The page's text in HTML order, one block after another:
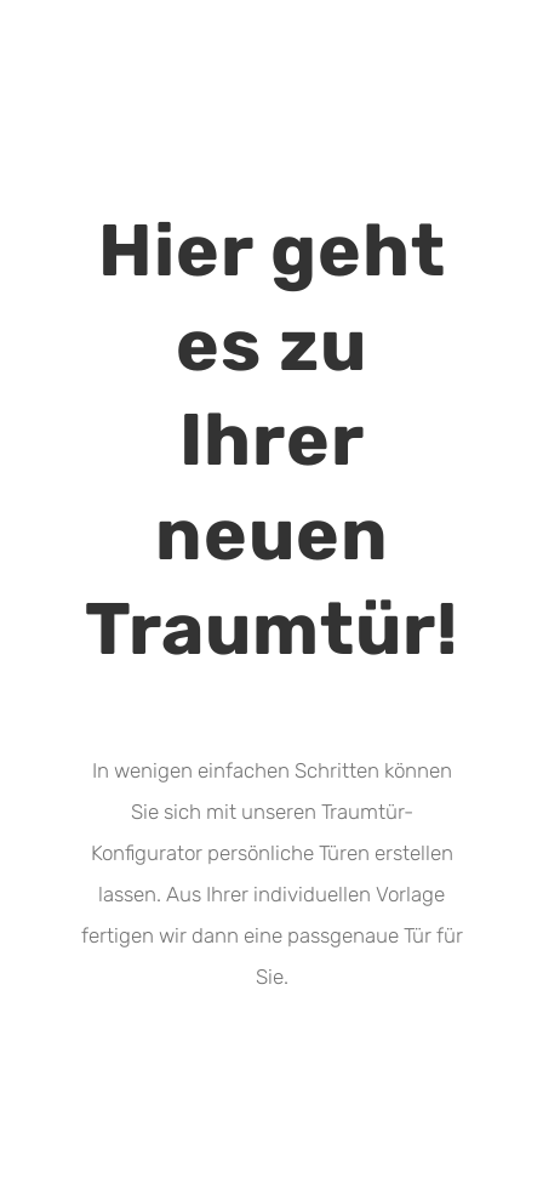
Hier geht
es zu
Ihrer
neuen
Traumtür!
In wenigen einfachen Schritten können
Sie sich mit unseren Traumtür-
Konfigurator persönliche Türen erstellen
lassen. Aus Ihrer individuellen Vorlage
fertigen wir dann eine passgenaue Tür für
Sie.